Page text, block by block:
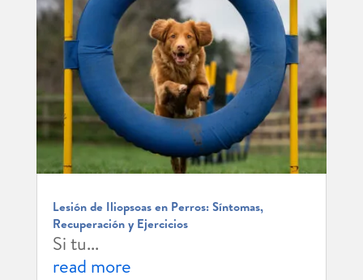
Lesión de Iliopsoas en Perros: Síntomas,
Recuperación y Ejercicios
Si tu...
read more